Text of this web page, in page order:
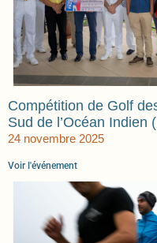
Compétition de Golf
Sud de l’Océan Indien
24 novembre 2025
Voir l'événement